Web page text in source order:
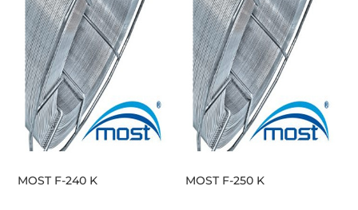
MOST F-240 K MOST F-250 K